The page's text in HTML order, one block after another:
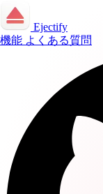
Ejectify
機能 よくある質問